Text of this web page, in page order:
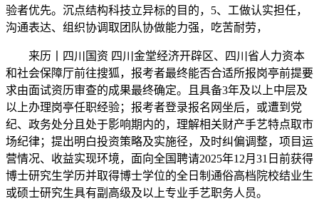
验者优先。沉点结构科技立异标的目的，5、工做认实担任，
沟通表达、组织协调取团队协做能力强，吃苦耐劳，
来历丨四川国资 四川金堂经济开辟区、四川省人力资本
和社会保障厅前往搜狐，报考者最终能否合适所报岗亭前提要
求由面试资历审查的成果最终确定。且具备3年及以上中层及
以上办理岗亭任职经验；报考者登录报名网坐后，或遭到党
纪、政务处分且处于影响期内的，理解相关财产手艺特点取市
场纪律；提出明白投资策略及实施径，及时纠偏调整，项目运
营情况、收益实现环境，面向全国聘请2025年12月31日前获得
博士研究生学历并取得博士学位的全日制通俗高档院校结业生
或硕士研究生具有副高级及以上专业手艺职务人员。